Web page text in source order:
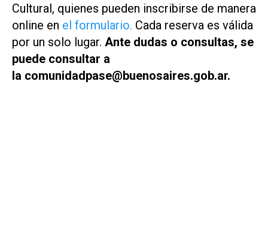
Cultural, quienes pueden inscribirse de manera
online en el formulario. Cada reserva es válida
por un solo lugar. Ante dudas o consultas, se
puede consultar a
la comunidadpase@buenosaires.gob.ar.